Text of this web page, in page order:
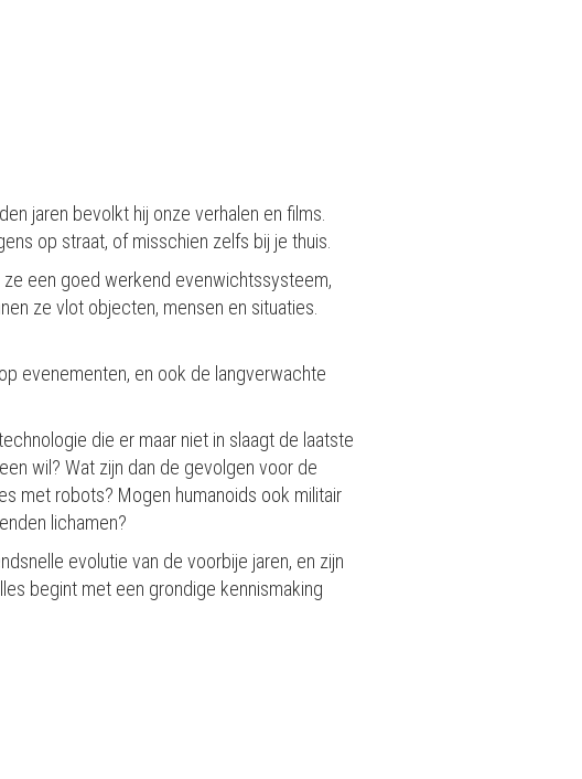
jaren bevolkt hij onze verhalen en films.
op straat, of misschien zelfs bij je thuis.
een goed werkend evenwichtssysteem,
ze vlot objecten, mensen en situaties.
evenementen, en ook de langverwachte
die er maar niet in slaagt de laatste
wil? Wat zijn dan de gevolgen voor de
met robots? Mogen humanoids ook militair
lichamen?
evolutie van de voorbije jaren, en zijn
begint met een grondige kennismaking